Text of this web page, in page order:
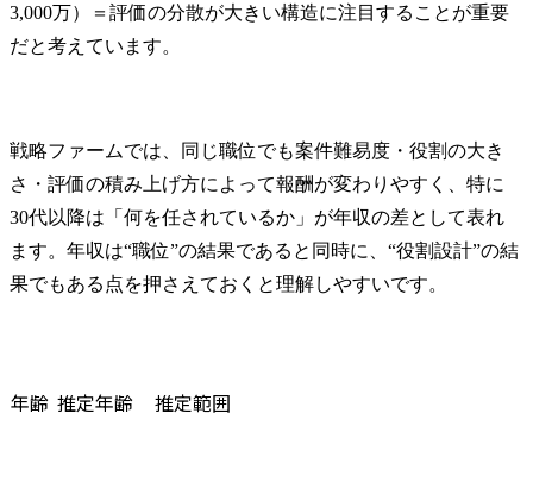
3,000万）＝評価の分散が大きい構造に注目することが重要
だと考えています。
戦略ファームでは、同じ職位でも案件難易度・役割の大き
さ・評価の積み上げ方によって報酬が変わりやすく、特に
30代以降は「何を任されているか」が年収の差として表れ
ます。年収は“職位”の結果であると同時に、“役割設計”の結
果でもある点を押さえておくと理解しやすいです。
年齢 推定年齢 推定範囲